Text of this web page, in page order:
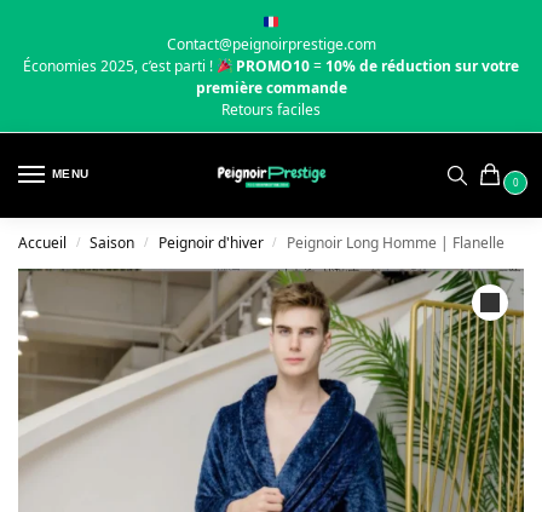
Contact@peignoirprestige.com
Économies 2025, c’est parti !
PROMO10=10% de réduction sur votre
première commande
Retours faciles
MENU
0
Accueil / Saison / Peignoir d'hiver / Peignoir Long Homme | Flanelle